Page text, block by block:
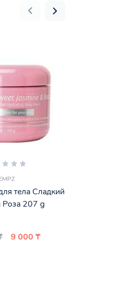
тела Сладкий
207 g
9 000 ₸